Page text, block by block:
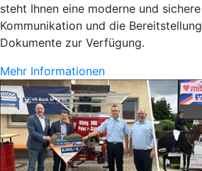
steht Ihnen eine moderne und
Kommunikation und die
Dokumente zur Verfügung.
Mehr Informationen